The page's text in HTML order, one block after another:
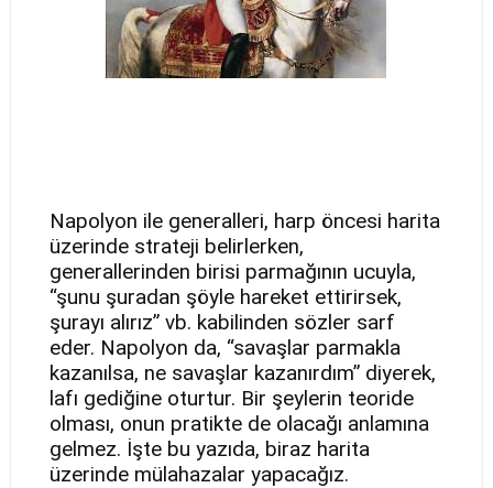
Napolyon ile generalleri, harp öncesi harita
üzerinde strateji belirlerken,
generallerinden birisi parmağının ucuyla,
“şunu şuradan şöyle hareket ettirirsek,
şurayı alırız” vb. kabilinden sözler sarf
eder. Napolyon da, “savaşlar parmakla
kazanılsa, ne savaşlar kazanırdım” diyerek,
lafı gediğine oturtur. Bir şeylerin teoride
olması, onun pratikte de olacağı anlamına
gelmez. İşte bu yazıda, biraz harita
üzerinde mülahazalar yapacağız.